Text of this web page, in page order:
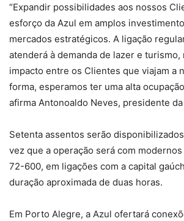
“Expandir possibilidades aos nossos
esforço da Azul em amplos
mercados estratégicos. A ligação
atenderá à demanda de lazer e turismo,
impacto entre os Clientes que viajam a
forma, esperamos ter uma alta
afirma Antonoaldo Neves, presidente
Setenta assentos serão
vez que a operação será com
72-600, em ligações com a capital
duração aproximada de duas horas.
Em Porto Alegre, a Azul ofertará